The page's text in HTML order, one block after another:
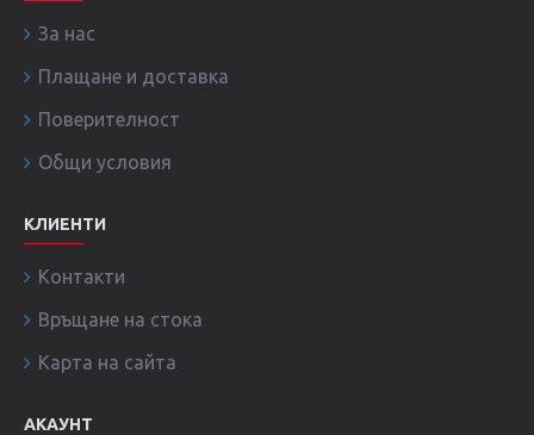
За нас
Плащане и доставка
Поверителност
Общи условия
КЛИЕНТИ
Контакти
Връщане на стока
Карта на сайта
АКАУНТ